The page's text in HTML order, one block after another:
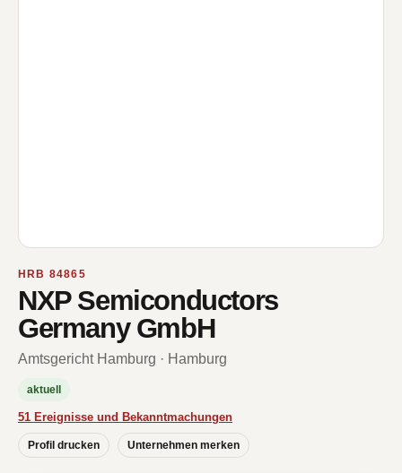
HRB 84865
NXP Semiconductors
Germany GmbH
Amtsgericht Hamburg · Hamburg
aktuell
51 Ereignisse und Bekanntmachungen
Profil drucken Unternehmen merken